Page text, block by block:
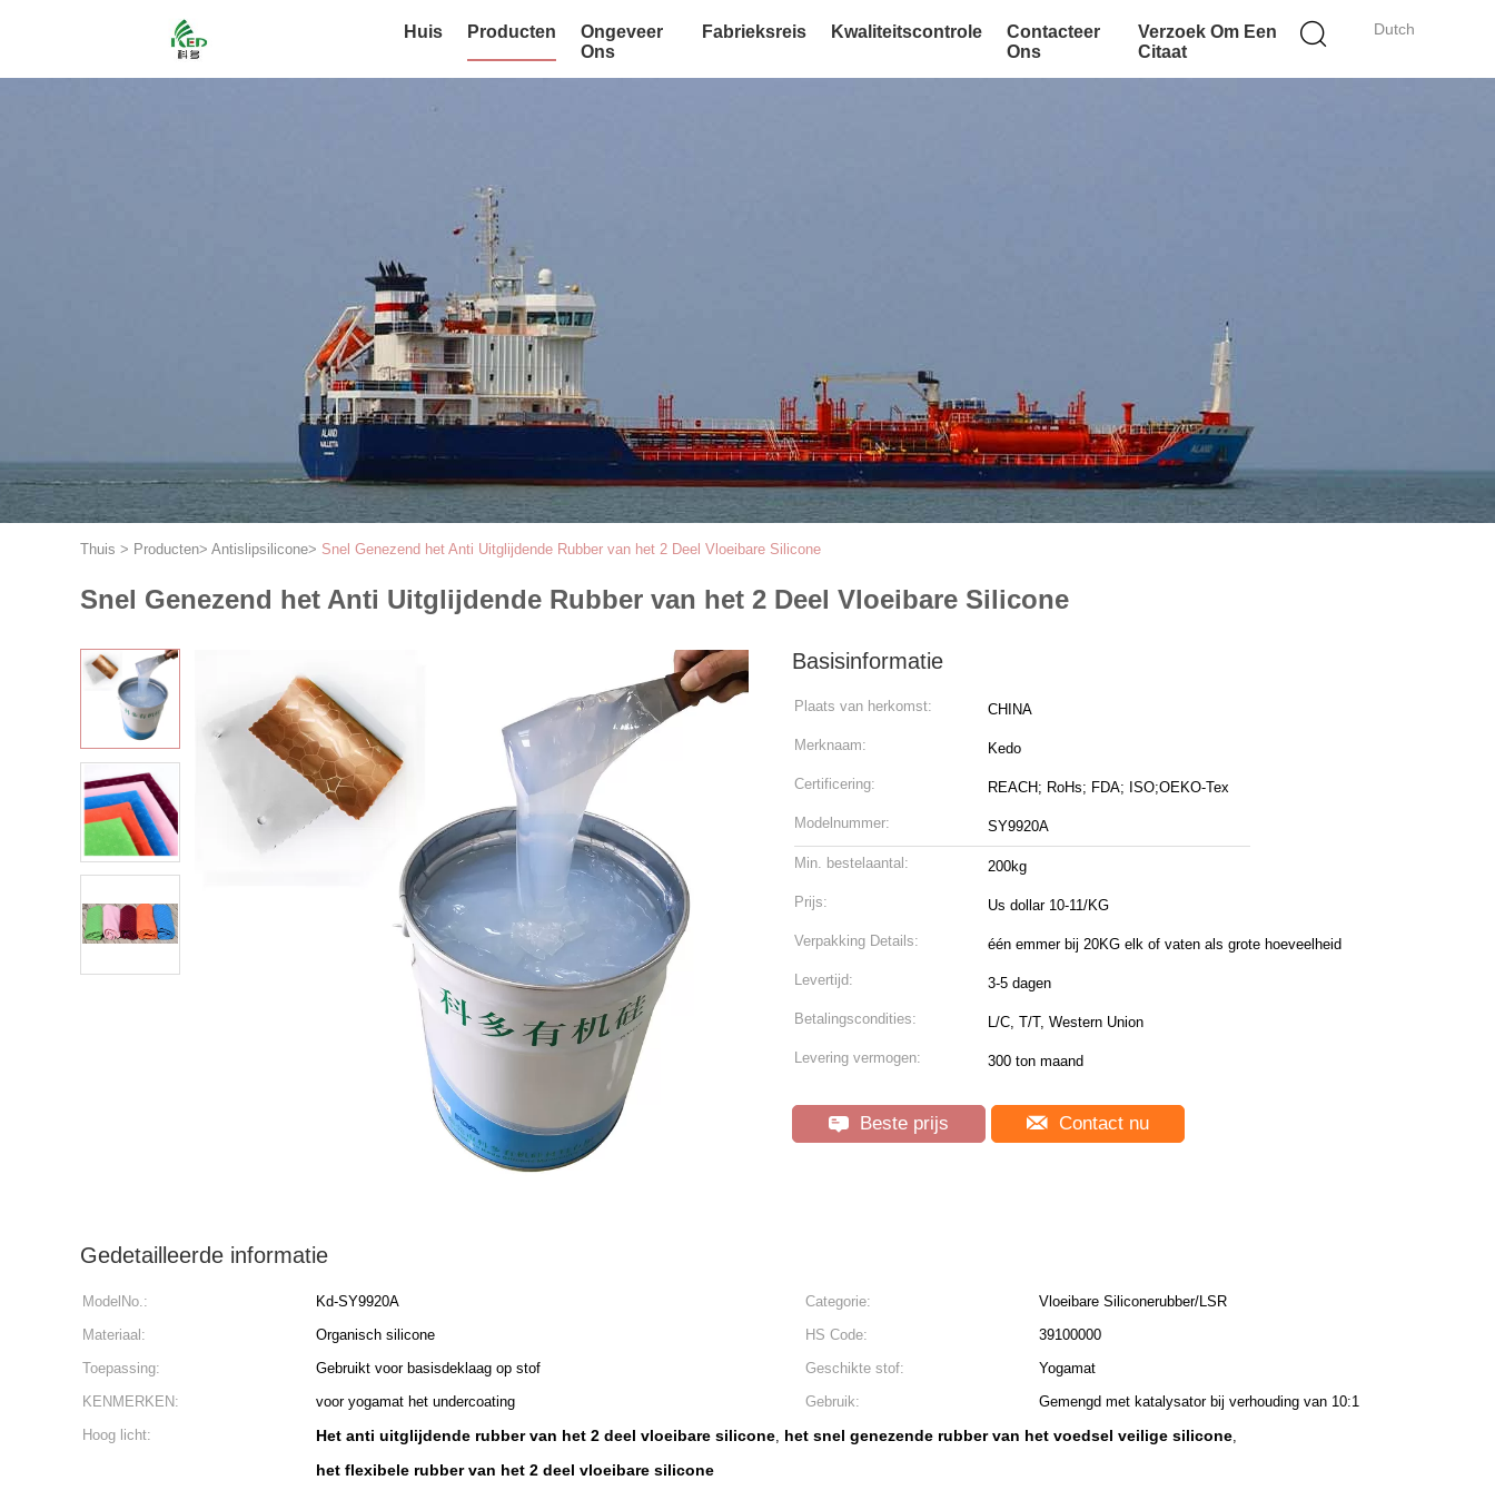
Dutch
Huis Producten
Ongeveer
Ons
Fabrieksreis Kwaliteitscontrole
Contacteer
Ons
Verzoek Om Een
Citaat
Thuis > Producten> Antislipsilicone> Snel Genezend het Anti Uitglijdende Rubber van het 2 Deel Vloeibare Silicone
Snel Genezend het Anti Uitglijdende Rubber van het 2 Deel Vloeibare Silicone
Basisinformatie
Plaats van herkomst: CHINA
Merknaam: Kedo
Certificering: REACH; RoHs; FDA; ISO;OEKO-Tex
Modelnummer: SY9920A
Min. bestelaantal: 200kg
Prijs: Us dollar 10-11/KG
Verpakking Details: één emmer bij 20KG elk of vaten als grote hoeveelheid
Levertijd: 3-5 dagen
Betalingscondities: L/C, T/T, Western Union
Levering vermogen: 300 ton maand
Beste prijs Contact nu
Gedetailleerde informatie
ModelNo.: Kd-SY9920A Categorie:
Vloeibare Siliconerubber/LSR
Materiaal:
Organisch silicone HS Code:
39100000
Toepassing:
Gebruikt voor basisdeklaag op stof Geschikte stof:
Yogamat
KENMERKEN:
voor yogamat het undercoating Gebruik:
Gemengd met katalysator bij verhouding van 10:1
Hoog licht:
Het anti uitglijdende rubber van het 2 deel vloeibare silicone, het snel genezende rubber van het voedsel veilige silicone,
het flexibele rubber van het 2 deel vloeibare silicone